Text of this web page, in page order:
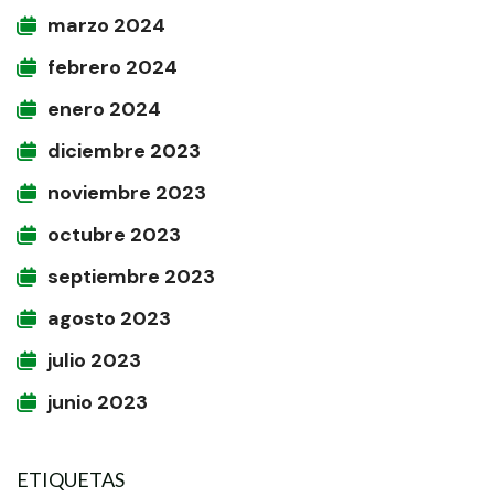
marzo 2024
febrero 2024
enero 2024
diciembre 2023
noviembre 2023
octubre 2023
septiembre 2023
agosto 2023
julio 2023
junio 2023
ETIQUETAS